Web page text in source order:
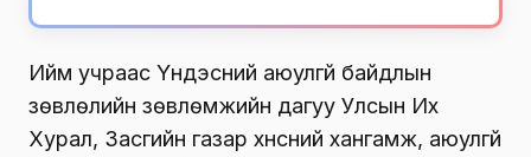
Ийм учраас Үндэсний аюулгүй байдлын
зөвлөлийн зөвлөмжийн дагуу Улсын Их
Хурал, Засгийн газар хүнсний хангамж, аюулгүй